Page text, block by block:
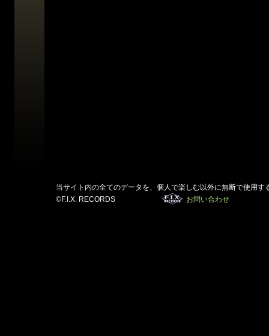
当サイト内の全てのデータを、個人で楽しむ以外に無断で使用す
©F.I.X. RECORDS
お問い合わせ